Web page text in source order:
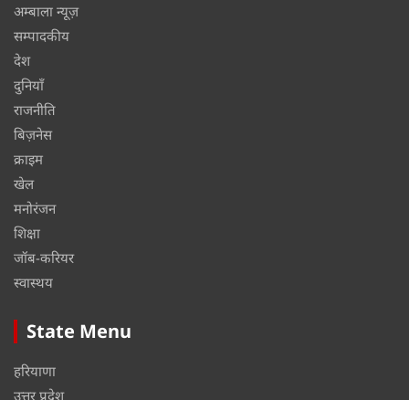
अम्बाला न्यूज़
सम्पादकीय
देश
दुनियाँ
राजनीति
बिज़नेस
क्राइम
खेल
मनोरंजन
शिक्षा
जॉब-करियर
स्वास्थय
State Menu
हरियाणा
उत्तर प्रदेश